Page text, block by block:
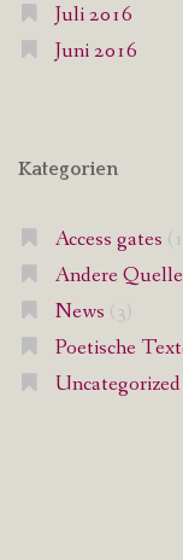
Juli 2016
Juni 2016
Kategorien
Access gates
Andere
News (3)
Poetische
Uncategorized